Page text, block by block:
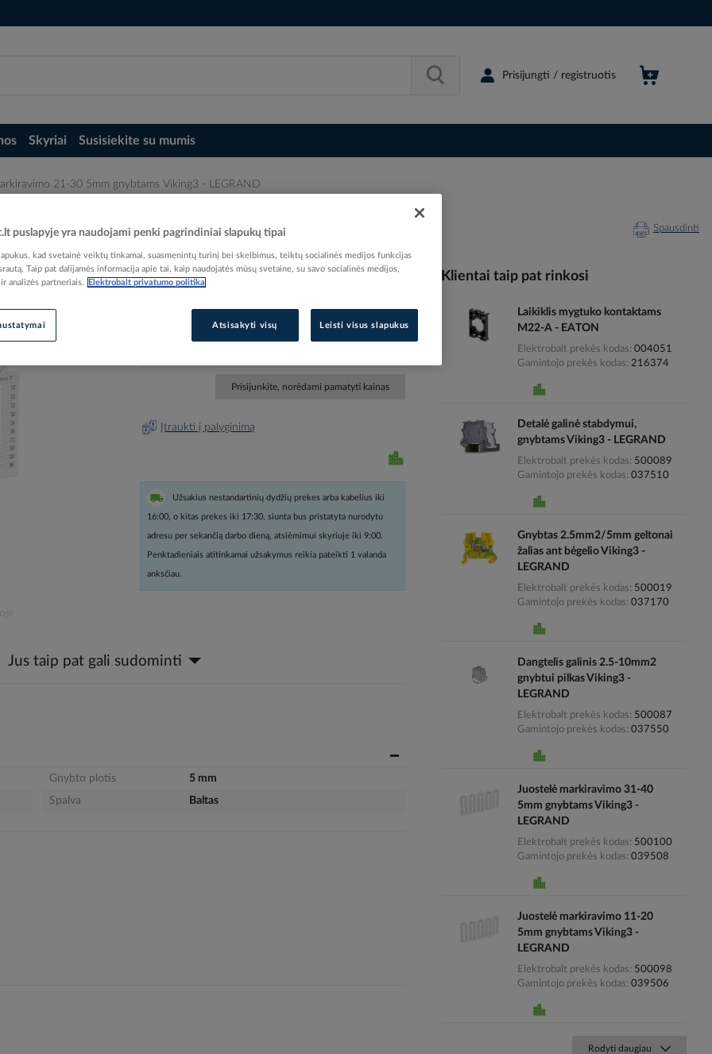
Prisijungti / registruotis
Skyriai Susisiekite su mumis
21-30 5mm gnybtams Viking3 - LEGRAND
Viking3 - LEGRAND Spausdinti
Prisijunkite, norėdami pamatyti kainas
Įtraukti į palyginimą
Užsakius nestandartinių dydžių prekes arba kabelius iki
16:00, o kitas prekes iki 17:30, siunta bus pristatyta nurodytu
adresu per sekančią darbo dieną, atsiėmimui skyriuje iki 9:00.
Penktadieniais atitinkamai užsakymus reikia pateikti 1 valanda
anksčiau.
Jus taip pat gali sudominti
Gnybto plotis
5 mm
Spalva
Baltas
Klientai taip pat rinkosi
Laikiklis mygtuko kontaktams
M22-A - EATON
Elektrobalt prekės kodas 004051
Gamintojo prekės kodas 216374
Detalė galinė stabdymui,
gnybtams Viking3 - LEGRAND
Elektrobalt prekės kodas
500089
Gamintojo prekės kodas 037510
Gnybtas 2.5mm2/5mm geltonai
žalias ant bėgelio Viking3 -
LEGRAND
Elektrobalt prekės kodas
500019
Gamintojo prekės kodas 037170
Dangtelis galinis 2.5-10mm2
gnybtui pilkas Viking3 -
LEGRAND
Elektrobalt prekės kodas
500087
Gamintojo prekės kodas 037550
Juostelė markiravimo 31-40
5mm gnybtams Viking3 -
LEGRAND
Elektrobalt prekės kodas
500100
Gamintojo prekės kodas 039508
Juostelė markiravimo 11-20
5mm gnybtams Viking3 -
LEGRAND
Elektrobalt prekės kodas
500098
Gamintojo prekės kodas 039506
Rodyti daugiau
puslapyje yra naudojami penki pagrindiniai slapukų tipai
kad svetainė veiktų tinkamai, suasmenintų turinį bei skelbimus, teiktų socialinės medijos funkcijas
Taip pat dalijamės informacija apie tai, kaip naudojatės mūsų svetaine, su savo socialinės medijos,
analizės partneriais.
Elektrobalt privatumo politika
Atsisakyti visų Leisti visus slapukus